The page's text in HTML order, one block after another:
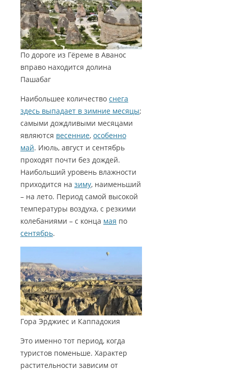
По дороге из Гёреме в Аванос
вправо находится долина
Пашабаг
Наибольшее количество снега
здесь выпадает в зимние месяцы;
самыми дождливыми месяцами
являются весенние, особенно
май. Июль, август и сентябрь
проходят почти без дождей.
Наибольший уровень влажности
приходится на зиму, наименьший
– на лето. Период самой высокой
температуры воздуха, с резкими
колебаниями – с конца мая по
сентябрь.
Гора Эрджиес и Каппадокия
Это именно тот период, когда
туристов поменьше. Характер
растительности зависим от